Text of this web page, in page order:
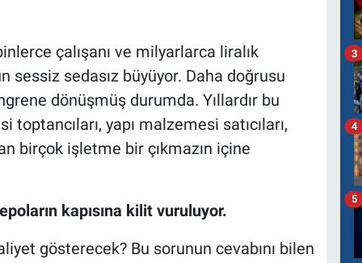
çalışanı ve milyarlarca liralık
sedasız büyüyor. Daha doğrusu
dönüşmüş durumda. Yıllardır bu
yapı malzemesi satıcıları,
birçok işletme bir çıkmazın içine
kapısına kilit vuruluyor.
gösterecek? Bu sorunun cevabını bilen
3
4
5